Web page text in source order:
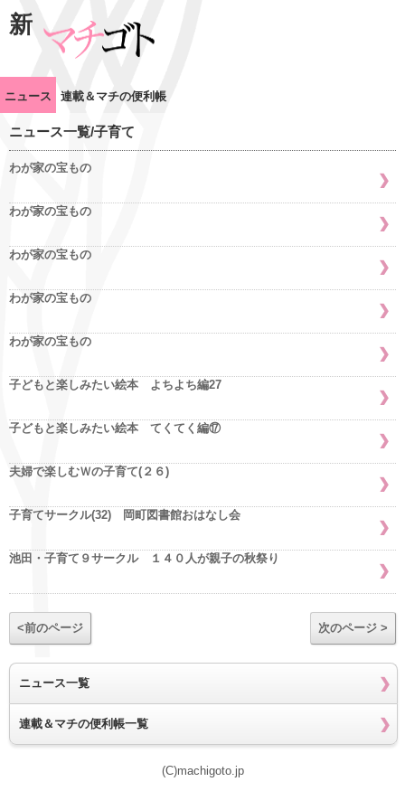
新
ニュース 連載＆マチの便利帳
ニュース一覧/子育て
わが家の宝もの
わが家の宝もの
わが家の宝もの
わが家の宝もの
わが家の宝もの
子どもと楽しみたい絵本 よちよち編27
子どもと楽しみたい絵本 てくてく編⑰
夫婦で楽しむＷの子育て(２６)
子育てサークル(32) 岡町図書館おはなし会
池田・子育て９サークル １４０人が親子の秋祭り
<前のページ 次のページ >
ニュース一覧
連載＆マチの便利帳一覧
(C)machigoto.jp